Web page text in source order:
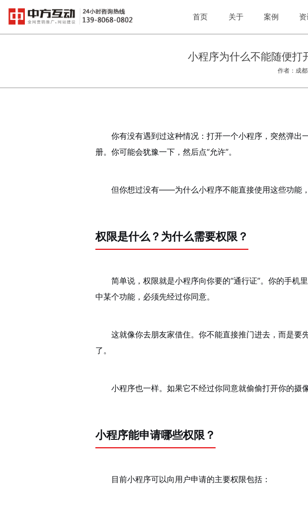
首页 关于 案例
小程序为什么不能随便打
作者：成
你有没有遇到过这种情况：打开一个小程序，突然弹
册。你可能会犹豫一下，然后点“允许”。
但你想过没有——为什么小程序不能直接使用这些功能
权限是什么？为什么需要权限？
简单说，权限就是小程序向你要的“通行证”。你的手机
中某个功能，必须先经过你同意。
这就像你去朋友家借住。你不能直接推门进去，而是
了。
小程序也一样。如果它不经过你同意就偷偷打开你的摄
小程序能申请哪些权限？
目前小程序可以向用户申请的主要权限包括：